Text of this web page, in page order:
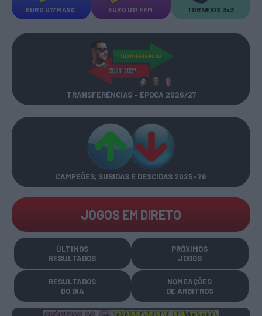
EURO U17 MASC. EURO U17 FEM. TORNEIOS 3x3
TRANSFERÊNCIAS - ÉPOCA 2026/27
CAMPEÕES, SUBIDAS E DESCIDAS 2025-26
JOGOS EM DIRETO
ÚLTIMOS
RESULTADOS
PRÓXIMOS
JOGOS
RESULTADOS
DO DIA
NOMEAÇÕES
DE ÁRBITROS